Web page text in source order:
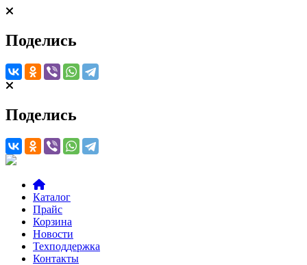
Поделись
Поделись
Каталог
Прайс
Корзина
Новости
Техподдержка
Контакты